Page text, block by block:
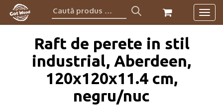
Caută
produs:
Raft de perete in stil
industrial, Aberdeen,
120x120x11.4 cm,
negru/nuc